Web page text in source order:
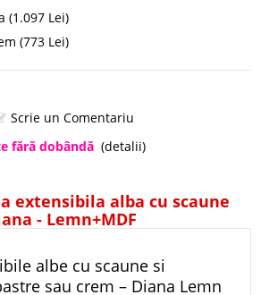
(1.097 Lei)
(773 Lei)
Scrie un Comentariu
fără dobândă (detalii)
extensibila alba cu scaune
- Lemn+MDF
albe cu scaune si
sau crem – Diana Lemn